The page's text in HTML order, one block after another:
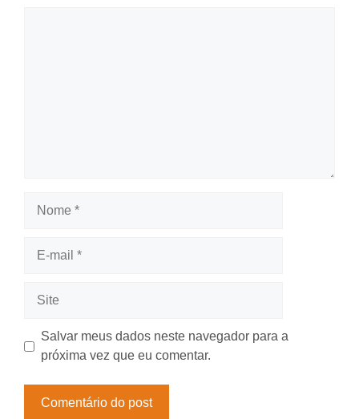
Salvar meus dados neste navegador para a
próxima vez que eu comentar.